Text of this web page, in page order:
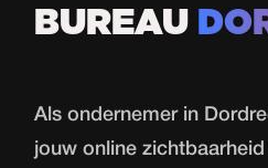
BUREAU
Als ondernemer in
jouw online